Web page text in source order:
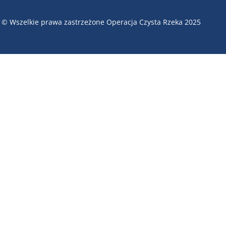
© Wszelkie prawa zastrzeżone Operacja Czysta Rzeka 2025